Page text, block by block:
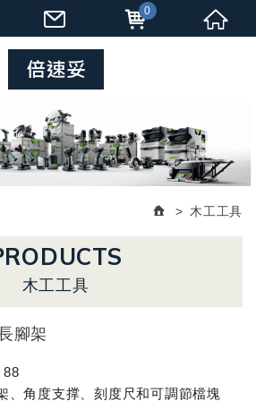
木工工具
木工工具
腳架
88
、角度支撑、刻度尺和可調節檔塊
0